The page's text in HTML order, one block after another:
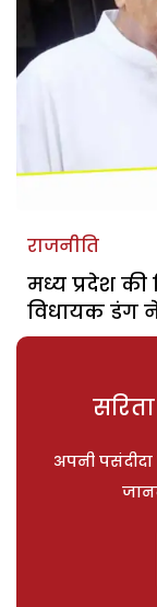
राजनीति
मध्य प्रदेश
विधायक डंग ने
अपनी